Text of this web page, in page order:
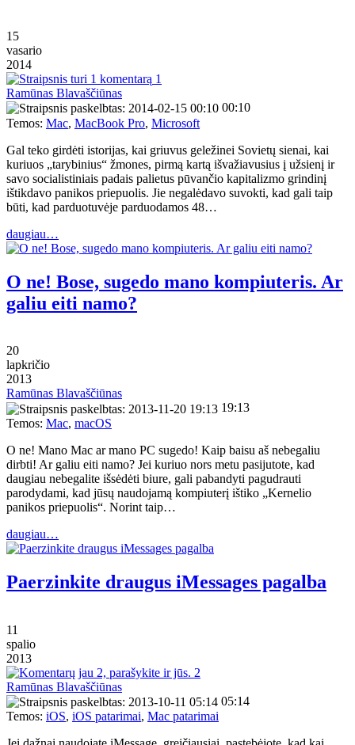
15
vasario
2014
1
Ramūnas Blavaščiūnas
00:10
Temos: Mac, MacBook Pro, Microsoft
Gal teko girdėti istorijas, kai griuvus geležinei Sovietų sienai, kai
kuriuos „tarybinius“ žmones, pirmą kartą išvažiavusius į užsienį ir
savo socialistiniais padais palietus pūvančio kapitalizmo grindinį
ištikdavo panikos priepuolis. Jie negalėdavo suvokti, kad gali taip
būti, kad parduotuvėje parduodamos 48…
daugiau…
O ne! Bose, sugedo mano kompiuteris. Ar
galiu eiti namo?
20
lapkričio
2013
Ramūnas Blavaščiūnas
19:13
Temos: Mac, macOS
O ne! Mano Mac ar mano PC sugedo! Kaip baisu aš nebegaliu
dirbti! Ar galiu eiti namo? Jei kuriuo nors metu pasijutote, kad
daugiau nebegalite išsėdėti biure, gali pabandyti pagudrauti
parodydami, kad jūsų naudojamą kompiuterį ištiko „Kernelio
panikos priepuolis“. Norint taip…
daugiau…
Paerzinkite draugus iMessages pagalba
11
spalio
2013
2
Ramūnas Blavaščiūnas
05:14
Temos: iOS, iOS patarimai, Mac patarimai